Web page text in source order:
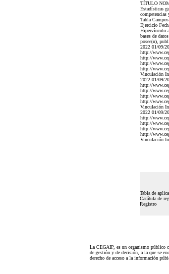
TÍTULO
Estadísticas
competencias
Tabla Campos
Ejercicio
Hipervínculo
bases de
posee(n),
2022 01/09/
http://
http://
http://
http://
Vinculación
2022 01/09/
http://
http://
http://
http://
Vinculación
2022 01/09/
http://
http://
http://
http://
Vinculación
Tabla de
Carátula de
Registro
La CEGAIP, es un organismo público
de gestión y de decisión, a la que se
derecho de acceso a la información